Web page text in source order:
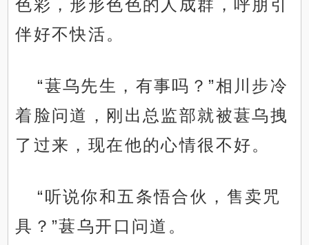
色彩，形形色色的人成群，呼朋引
伴好不快活。
“葚乌先生，有事吗？”相川步冷
着脸问道，刚出总监部就被葚乌拽
了过来，现在他的心情很不好。
“听说你和五条悟合伙，售卖咒
具？”葚乌开口问道。